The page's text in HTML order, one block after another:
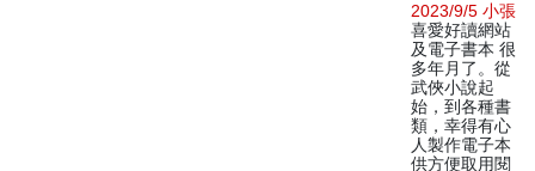
2023/9/5 小張
喜愛好讀網站
及電子書本 很
多年月了。從
武俠小說起
始，到各種書
類，幸得有心
人製作電子本
供方便取用閱